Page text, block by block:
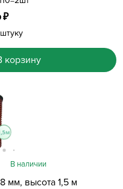
₽
корзину
мм, высота 1,5 м
В наличии